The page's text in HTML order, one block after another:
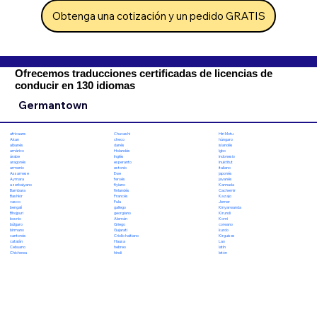
Obtenga una cotización y un pedido GRATIS
Ofrecemos traducciones certificadas de licencias de
conducir en 130 idiomas
Germantown
africaans
Akan
albanés
amárico
árabe
aragonés
armenio
Assamese
Aymara
azerbaiyano
Bambara
Bashkir
vasco
bengalí
Bhojpuri
bosnio
búlgaro
birmano
cantonés
catalán
Cebuano
Chichewa
Chuvashi
checo
danés
Holandés
Inglés
esperanto
estonio
Ewe
feroés
fiyiano
finlandés
Francés
Fula
gallego
georgiano
Alemán
Griego
Gujarati
Criollo haitiano
Hausa
hebreo
hindi
Hiri Motu
húngaro
islandés
Igbo
indonesio
Inuktitut
italiano
japonés
javanés
Kannada
Cachemir
Kazajo
Jemer
Kinyarwanda
Kirundi
Komi
coreano
kurdo
Kirguises
Lao
latín
letón